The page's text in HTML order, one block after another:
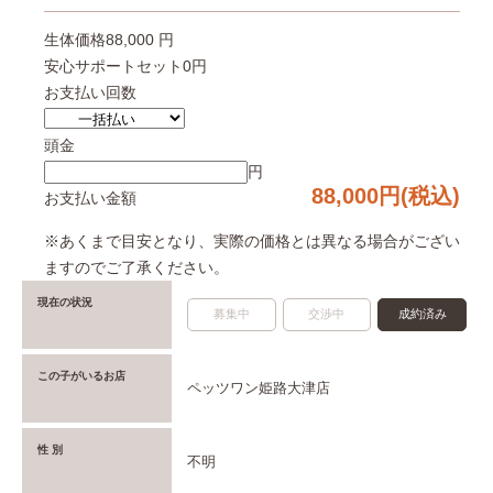
生体価格88,000 円
安心サポートセット0円
お支払い回数
頭金
円
お支払い金額
88,000円(税込)
※あくまで目安となり、実際の価格とは異なる場合がござい
ますのでご了承ください。
現在の状況
募集中 交渉中 成約済み
この子がいるお店
ペッツワン姫路大津店
性 別
不明